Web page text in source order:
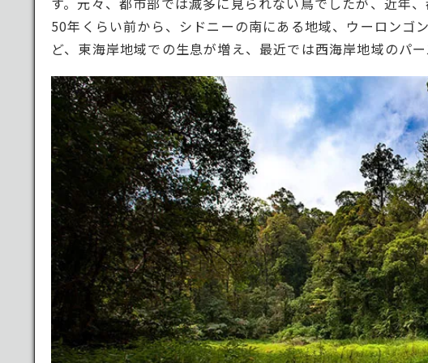
50年くらい前から、シドニーの南にある地域、ウーロンゴ
ど、東海岸地域での生息が増え、最近では西海岸地域のパ